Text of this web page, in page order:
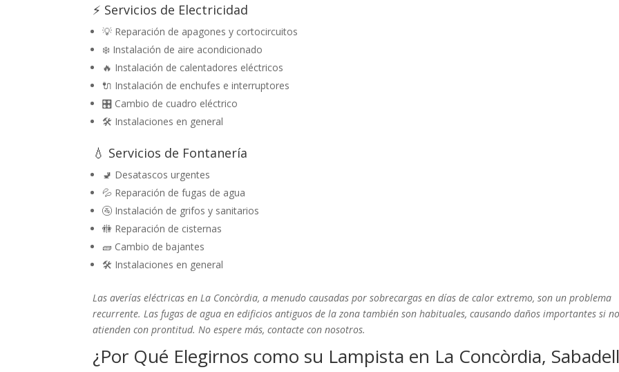
⚡ Servicios de Electricidad
💡 Reparación de apagones y cortocircuitos
❄️ Instalación de aire acondicionado
🔥 Instalación de calentadores eléctricos
🔌 Instalación de enchufes e interruptores
🎛️ Cambio de cuadro eléctrico
🛠️ Instalaciones en general
💧 Servicios de Fontanería
🚽 Desatascos urgentes
💦 Reparación de fugas de agua
🚰 Instalación de grifos y sanitarios
🚻 Reparación de cisternas
🧱 Cambio de bajantes
🛠️ Instalaciones en general
Las averías eléctricas en La Concòrdia, a menudo causadas por sobrecargas en días de calor extremo, son un problema
recurrente. Las fugas de agua en edificios antiguos de la zona también son habituales, causando daños importantes si
atienden con prontitud. No espere más, contacte con nosotros.
¿Por Qué Elegirnos como su Lampista en La Concòrdia,